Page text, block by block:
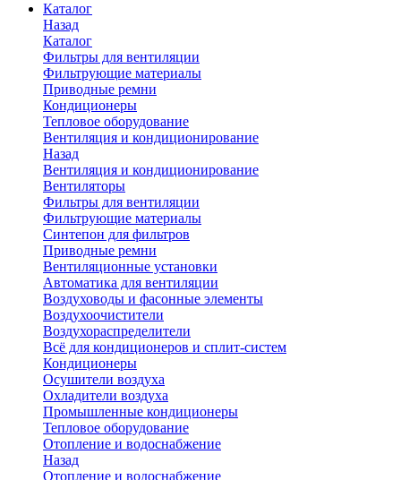
Каталог
Назад
Каталог
Фильтры для вентиляции
Фильтрующие материалы
Приводные ремни
Кондиционеры
Тепловое оборудование
Вентиляция и кондиционирование
Назад
Вентиляция и кондиционирование
Вентиляторы
Фильтры для вентиляции
Фильтрующие материалы
Синтепон для фильтров
Приводные ремни
Вентиляционные установки
Автоматика для вентиляции
Воздуховоды и фасонные элементы
Воздухоочистители
Воздухораспределители
Всё для кондиционеров и сплит-систем
Кондиционеры
Осушители воздуха
Охладители воздуха
Промышленные кондиционеры
Тепловое оборудование
Отопление и водоснабжение
Назад
Отопление и водоснабжение